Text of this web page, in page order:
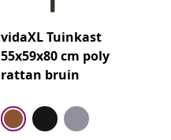
vidaXL Tuinkast
55x59x80 cm poly
rattan bruin